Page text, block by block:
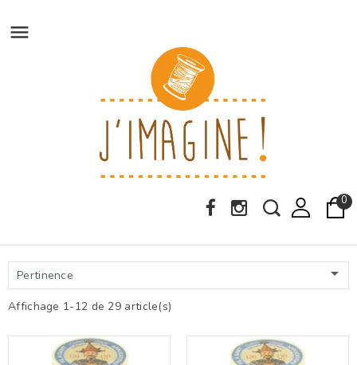

0
Pertinence 
Affichage 1-12 de 29 article(s)